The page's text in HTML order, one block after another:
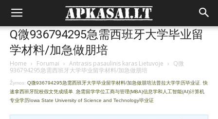
Q微936794295急需西班牙大学毕业留
学材料/加急做朋培
Home › Forumai › Antrasis pasaulinis karas Lietuvoje › Q微
936794295急需西班牙大学毕业留学材料/加急做朋培
Žymos: Q微936794295急需西班牙大学毕业留学材料/加急做朋培法普拉大学学历毕业证 快
速拿西班牙院校假文凭成绩单 急需留学学位工商与管理(MBA)信息学和人工智能(AI)计算机
专业学历Iowa State University of Science and Technology毕业证